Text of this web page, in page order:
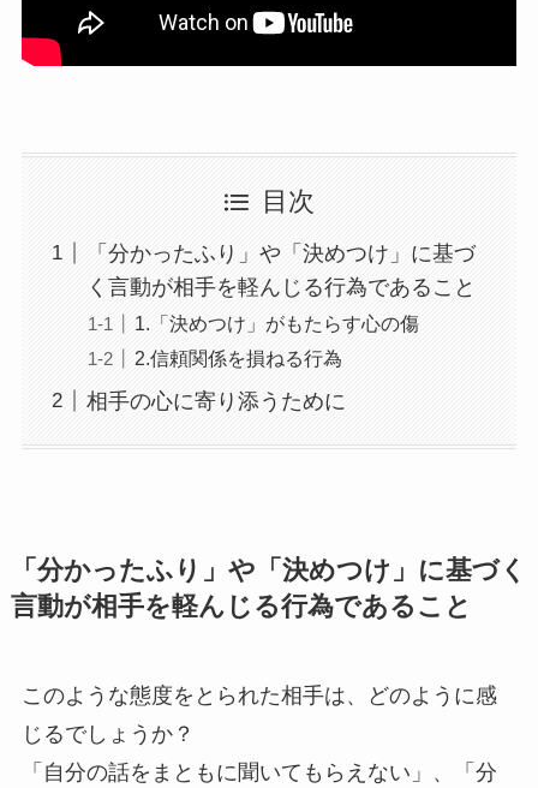
目次
「分かったふり」や「決めつけ」に基づ
く言動が相手を軽んじる行為であること
1.「決めつけ」がもたらす心の傷
2.信頼関係を損ねる行為
相手の心に寄り添うために
「分かったふり」や「決めつけ」に基づく
言動が相手を軽んじる行為であること
このような態度をとられた相手は、どのように感
じるでしょうか？
「自分の話をまともに聞いてもらえない」、「分